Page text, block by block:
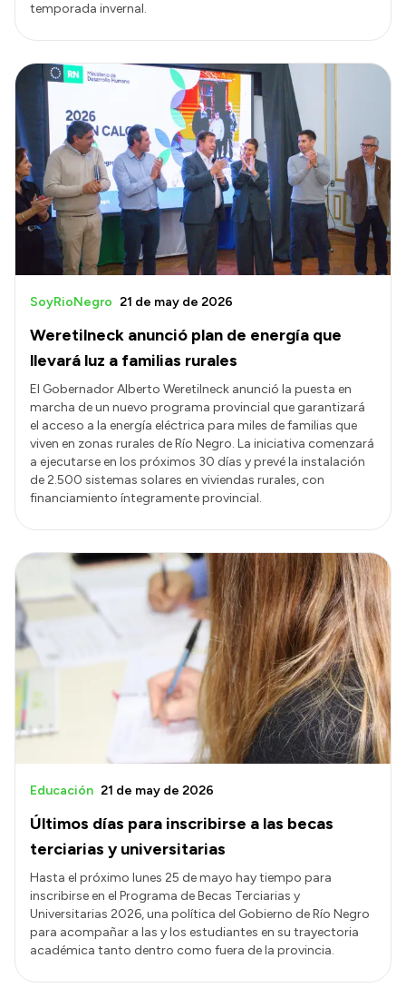
temporada invernal.
Weretilneck anunció plan de energía que
llevará luz a familias rurales
SoyRioNegro 21 de may de 2026
El Gobernador Alberto Weretilneck anunció la puesta en
marcha de un nuevo programa provincial que garantizará
el acceso a la energía eléctrica para miles de familias que
viven en zonas rurales de Río Negro. La iniciativa comenzará
a ejecutarse en los próximos 30 días y prevé la instalación
de 2.500 sistemas solares en viviendas rurales, con
financiamiento íntegramente provincial.
Últimos días para inscribirse a las becas
terciarias y universitarias
Educación 21 de may de 2026
Hasta el próximo lunes 25 de mayo hay tiempo para
inscribirse en el Programa de Becas Terciarias y
Universitarias 2026, una política del Gobierno de Río Negro
para acompañar a las y los estudiantes en su trayectoria
académica tanto dentro como fuera de la provincia.